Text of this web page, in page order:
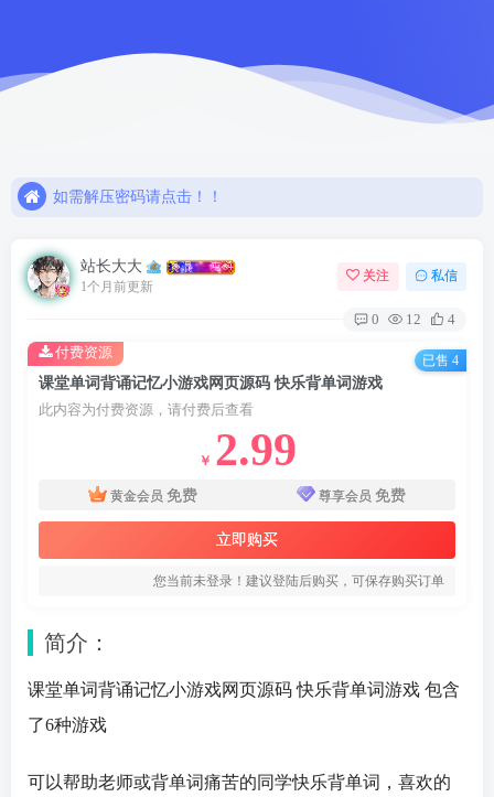
如需解压密码请点击！！
站长大大
1个月前更新
关注 私信
0 12 4
课堂单词背诵记忆小游戏网页源码 快乐背单词游戏
此内容为付费资源，请付费后查看
￥ 2.99
黄金会员 免费 尊享会员 免费
立即购买
您当前未登录！建议登陆后购买，可保存购买订单
付费资源
已售 4
简介：
课堂单词背诵记忆小游戏网页源码快乐背单词游戏 包含
了6种游戏
可以帮助老师或背单词痛苦的同学快乐背单词，喜欢的